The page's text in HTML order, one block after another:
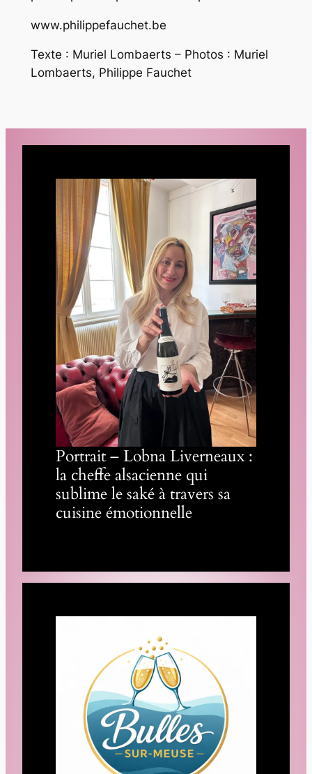
www.philippefauchet.be
Texte : Muriel Lombaerts – Photos : Muriel
Lombaerts, Philippe Fauchet
Portrait – Lobna Liverneaux :
la cheffe alsacienne qui
sublime le saké à travers sa
cuisine émotionnelle